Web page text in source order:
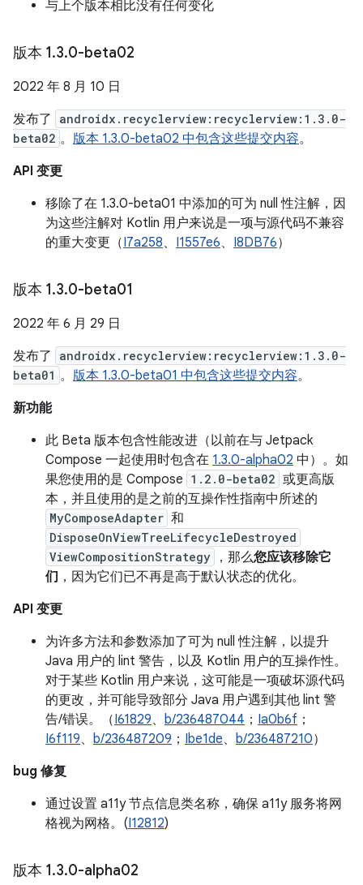
与上个版本相比没有任何变化
版本 1.3.0-beta02
2022 年 8 月 10 日
发布了
androidx.recyclerview:recyclerview:1.3.0-
beta02 。 版本 1.3.0-beta02 中包含这些提交内容。
API 变更
移除了在 1.3.0-beta01 中添加的可为 null 性注解，因
为这些注解对 Kotlin 用户来说是一项与源代码不兼容
的重大变更（I7a258、 I1557e6、 I8DB76）
版本 1.3.0-beta01
2022 年 6 月 29 日
发布了
androidx.recyclerview:recyclerview:1.3.0-
beta01 。 版本 1.3.0-beta01 中包含这些提交内容。
新功能
此 Beta 版本包含性能改进（以前在与 Jetpack
Compose 一起使用时包含在 1.3.0-alpha02 中）。如
果您使用的是 Compose 1.2.0-beta02 或更高版
本，并且使用的是之前的互操作性指南中所述的
MyComposeAdapter 和
DisposeOnViewTreeLifecycleDestroyed
ViewCompositionStrategy
，那么您应该移除它
们 ，因为它们已不再是高于默认状态的优化。
API 变更
为许多方法和参数添加了可为 null 性注解，以提升
Java 用户的 lint 警告，以及 Kotlin 用户的互操作性。
对于某些 Kotlin 用户来说，这可能是一项破坏源代码
的更改，并可能导致部分 Java 用户遇到其他 lint 警
告/错误。（I61829、 b/236487044 ； Ia0b6f ；
I6f119、 b/236487209 ； Ibe1de、 b/236487210）
bug 修复
通过设置 a11y 节点信息类名称，确保 a11y 服务将网
格视为网格。(I12812)
版本 1.3.0-alpha02